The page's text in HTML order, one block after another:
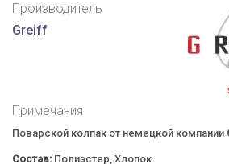
Производитель
Greiff
Примечания
Поварской колпак от немецкой компании
Состав: Полиэстер, Хлопок